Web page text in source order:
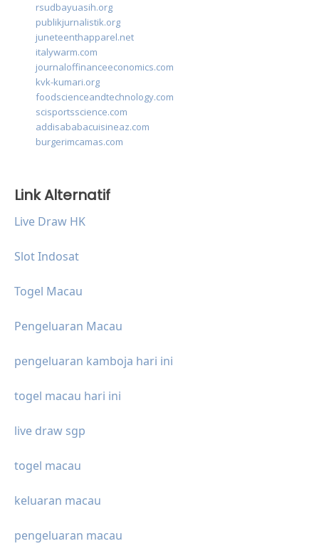
rsudbayuasih.org
publikjurnalistik.org
juneteenthapparel.net
italywarm.com
journaloffinanceeconomics.com
kvk-kumari.org
foodscienceandtechnology.com
scisportsscience.com
addisababacuisineaz.com
burgerimcamas.com
Link Alternatif
Live Draw HK
Slot Indosat
Togel Macau
Pengeluaran Macau
pengeluaran kamboja hari ini
togel macau hari ini
live draw sgp
togel macau
keluaran macau
pengeluaran macau